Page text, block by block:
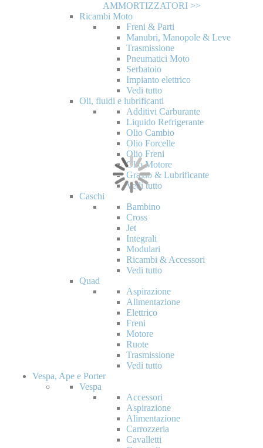
AMMORTIZZATORI >>
Ricambi Moto
Freni & Parti
Manubri, Manopole & Leve
Trasmissione
Pneumatici Moto
Serbatoio
Impianto elettrico
Vedi tutto
Oli, fluidi e lubrificanti
Additivi Carburante
Liquido Refrigerante
Olio Cambio
Olio Forcelle
Olio Freni
Olio Motore
Grasso & Lubrificante
Vedi tutto
Caschi
Bambino
Cross
Jet
Integrali
Modulari
Ricambi & Accessori
Vedi tutto
Quad
Aspirazione
Alimentazione
Elettrico
Freni
Motore
Ruote
Trasmissione
Vedi tutto
Vespa, Ape e Porter
Vespa
Accessori
Aspirazione
Alimentazione
Carrozzeria
Cavalletti